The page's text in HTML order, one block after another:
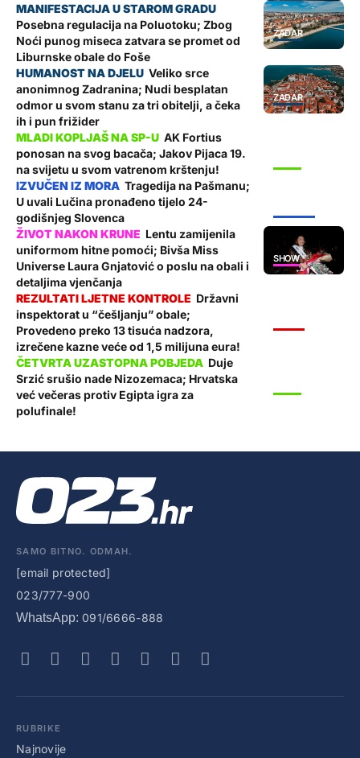
ZADAR
Posebna regulacija na Poluotoku; Zbog
Noći punog miseca zatvara se promet od
Liburnske obale do Foše
ZADAR
Veliko srce
anonimnog Zadranina; Nudi besplatan
odmor u svom stanu za tri obitelji, a čeka
ih i pun frižider
AK Fortius
ponosan na svog bacača; Jakov Pijaca 19.
na svijetu u svom vatrenom krštenju!
Tragedija na Pašmanu;
U uvali Lučina pronađeno tijelo 24-
godišnjeg Slovenca
SHOW
Lentu zamijenila
uniformom hitne pomoći; Bivša Miss
Universe Laura Gnjatović o poslu na obali i
detaljima vjenčanja
Državni
inspektorat u “češljanju” obale;
Provedeno preko 13 tisuća nadzora,
izrečene kazne veće od 1,5 milijuna eura!
Duje
Srzić srušio nade Nizozemaca; Hrvatska
već večeras protiv Egipta igra za
polufinale!
SAMO BITNO. ODMAH.
[email protected]
023/777-900
WhatsApp: 091/6666-888
RUBRIKE
Najnovije